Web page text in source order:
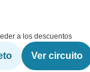
a los descuentos
Ver circuito